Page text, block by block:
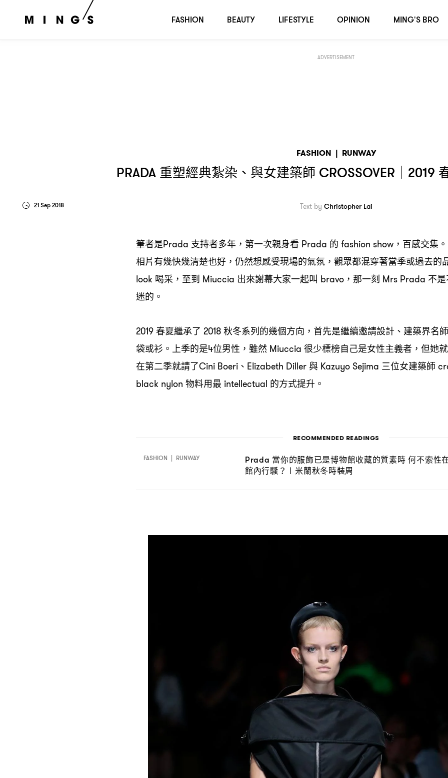
ADVERTISEMENT
FASHION | RUNWAY
PRADA 重塑經典紮染、與女建築師 CROSSOVER｜2019
21 Sep 2018 Text by Christopher Lai
筆者是Prada 支持者多年 ， 第一次親身看 Prada 的 fashion show， 百感交集
相片有幾快幾清楚也好 ， 仍然想感受現場的氣氛 ， 觀眾都混穿著當季或過去的
look 喝采 ， 至到 Miuccia 出來謝幕大家一起叫 bravo， 那一刻 Mrs Prada 不
迷的。
2019 春夏繼承了 2018秋冬系列的幾個方向 ， 首先是繼續邀請設計、建築界名
袋或衫。上季的是4位男性 ， 雖然 Miuccia 很少標榜自己是女性主義者 ， 但她
在第二季就請了Cini Boeri 、 Elizabeth Diller與 Kazuyo Sejima 三位女建築師
black nylon 物料用最 intellectual 的方式提升。
RECOMMENDED READINGS
FASHION | RUNWAY Prada 當你的服飾已是博物館收藏的質素時 何不索性
館內行騷 ？ 〡米蘭秋冬時裝周
FASHION BEAUTY LIFESTYLE OPINION MING'S BRO
Prada 重塑經典紮染、與女建築師 Crossover｜2019